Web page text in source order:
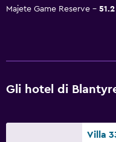
Majete Game Reserve
Gli hotel di
Villa